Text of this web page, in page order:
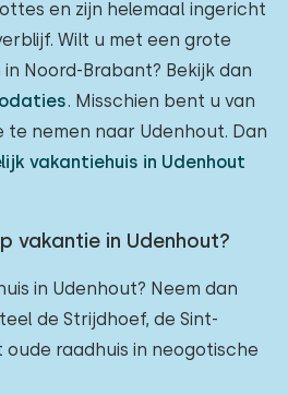
en zijn helemaal ingericht
Wilt u met een grote
Noord-Brabant? Bekijk dan
. Misschien bent u van
te nemen naar Udenhout. Dan
vakantiehuis in Udenhout
vakantie in Udenhout?
in Udenhout? Neem dan
de Strijdhoef, de Sint-
raadhuis in neogotische